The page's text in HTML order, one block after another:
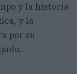
y la historia
y la
por su